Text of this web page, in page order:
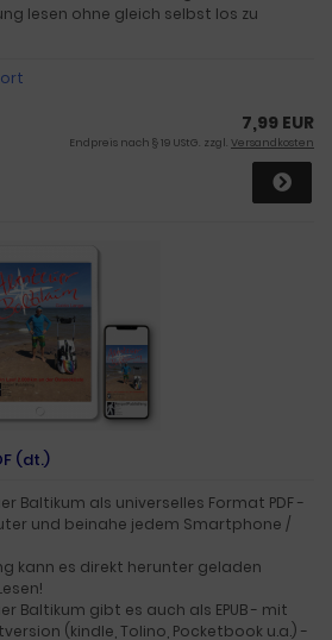
lesen ohne gleich selbst los zu
7,99 EUR
Endpreis nach § 19 UStG. zzgl. Versandkosten
(dt.)
Baltikum als universelles Format PDF -
und beinahe jedem Smartphone /
kann es direkt herunter geladen
Baltikum gibt es auch als EPUB - mit
(kindle, Tolino, Pocketbook u.a.) -